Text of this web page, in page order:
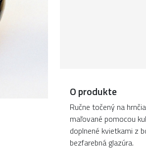
O produkte
Ručne točený na
maľované pomocou
doplnené kvietkami z
bezfarebná glazúra.